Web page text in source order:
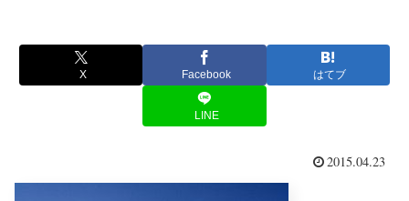
X Facebook はてブ
LINE
2015.04.23